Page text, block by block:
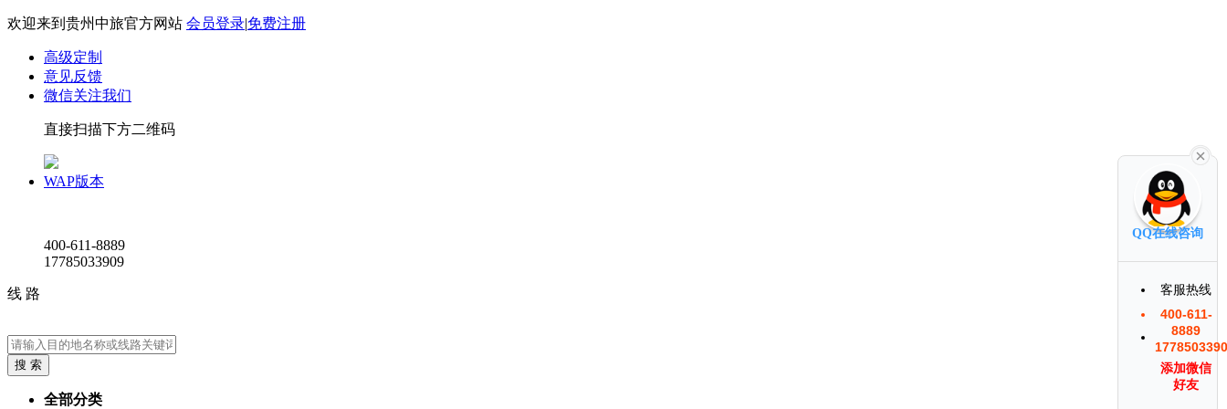
欢迎来到贵州中旅官方网站 会员登录|免费注册
高级定制
意见反馈
微信关注我们
直接扫描下方二维码
WAP版本
400-611-8889
17785033909
线路
全部分类
QQ在线咨询
客服热线
400-611-
8889
添加微信
好友